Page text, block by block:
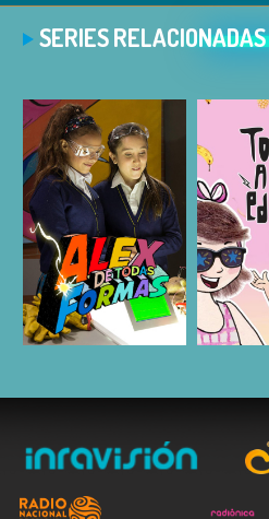
SERIES RELACIONADAS
ESCUCHAR